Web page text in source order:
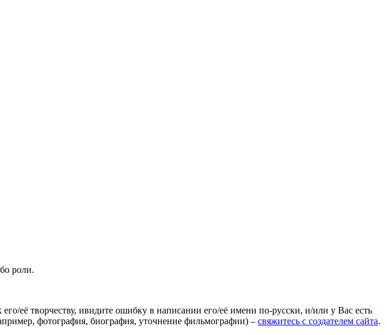
роли.
её творчеству, ивидите ошибку в написании его/её имени по-русски, и/или у Вас есть
фотография, биография, уточнение фильмографии) – свяжитесь с создателем сайта.